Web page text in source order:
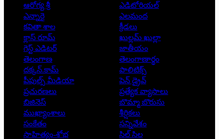
ఆరోగ్య శ్రీ
ఎడిటోరియల్
ఎన్నారై
ఎలమంద
కవితా శాల
క్రీడలు
క్లాస్ రూమ్
ఖుల్లమ్ ఖుల్లా
గెస్ట్ ఎడిటర్
జాతీయం
తెలంగాణ
తెలంగాణార్థం
దక్కన్.కామ్
పాలిటిక్స్
పీపుల్స్ ‌మీడియా
పెన్ డ్రైవ్
ప్రచురణలు
ప్రత్యేక వ్యాసాలు
బిజినెస్
బొమ్మా బొరుసు
ముఖ్యాంశాలు
శీర్షికలు
సంకేతం
సన్నివేశం
సాహిత్యం-శోభ
సిల్ సిల